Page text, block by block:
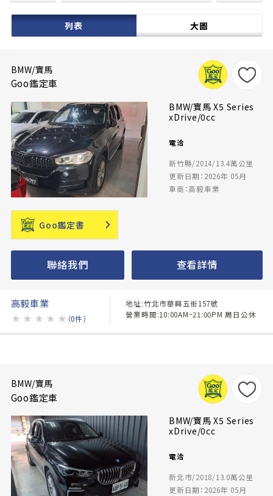
列表 大圖
BMW/寶馬
Goo鑑定車
BMW/寶馬 X5 Series
xDrive/0cc
電洽
新竹縣/2014/13.4萬公里
更新日期：2026年 05月
車商：高毅車業
Goo鑑定書
聯絡我們 查看詳情
高毅車業
★ ★ ★ ★ ★ （0件）
地址:竹北市華興五街157號
營業時間:10:00AM~21:00PM 周日公休
BMW/寶馬
Goo鑑定車
BMW/寶馬 X5 Series
xDrive/0cc
電洽
新北市/2018/13.0萬公里
更新日期：2026年 05月